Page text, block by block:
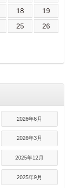
18
19
25
26
2026年6月
2026年3月
2025年12月
2025年9月